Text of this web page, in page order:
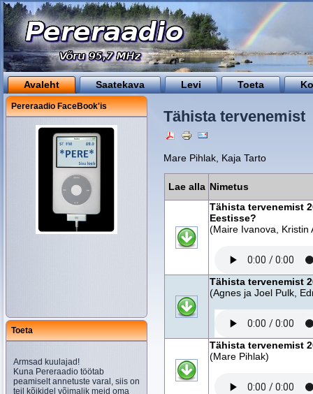
Avaleht Saatekava Levi Toeta
Pereraadio FaceBook'is
Toeta
Armsad kuulajad!
Kuna Pereraadio töötab
peamiselt annetuste varal, siis on
teil kõikidel võimalik meid oma
Tähista tervenemist
Mare Pihlak, Kaja Tarto
Lae alla Nimetus
Tähista tervenemist
Eestisse?
(Maire Ivanova, Kristin
Tähista tervenemist
(Agnes ja Joel Pulk,
Tähista tervenemist
(Mare Pihlak)